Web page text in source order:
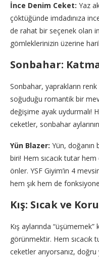
İnce Denim Ceket: Yaz
çöktüğünde imdadınıza
de rahat bir seçenek olan
gömleklerinizin üzerine
Sonbahar:
Sonbahar, yaprakların
soğuduğu romantik bir
değişime ayak uydurmalı!
ceketler, sonbahar
Yün Blazer: Yün, doğanın
biri! Hem sıcacık tutar
önler. YSF Giyim’in 4
hem şık hem de
Kış: Sıcak ve
Kış aylarında
görünmektir. Hem sıcacık
ceketler arıyorsanız, doğru